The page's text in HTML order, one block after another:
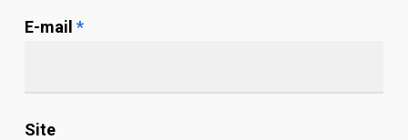
E-mail *
Site